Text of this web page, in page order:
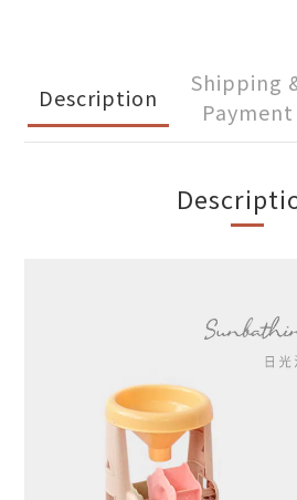
Description
Shipping
Payment